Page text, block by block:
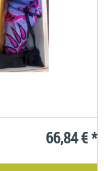
66,84 € *